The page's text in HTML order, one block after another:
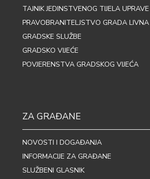
TAJNIK JEDINSTVENOG TIJELA UPRAVE
PRAVOBRANITELJSTVO GRADA LIVNA
GRADSKE SLUŽBE
GRADSKO VIJEĆE
POVJERENSTVA GRADSKOG VIJEĆA
ZA GRAĐANE
NOVOSTI I DOGAĐANJA
INFORMACIJE ZA GRAĐANE
SLUŽBENI GLASNIK